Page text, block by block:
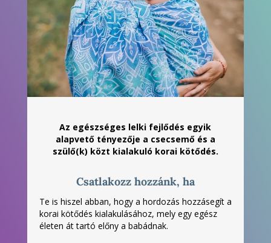
Az egészséges lelki fejlődés egyik
alapvető tényezője a csecsemő és a
szülő(k) közt kialakuló korai kötődés.
Csatlakozz hozzánk, ha
Te is hiszel abban, hogy a hordozás hozzásegít a
korai kötődés kialakulásához, mely egy egész
életen át tartó előny a babádnak.